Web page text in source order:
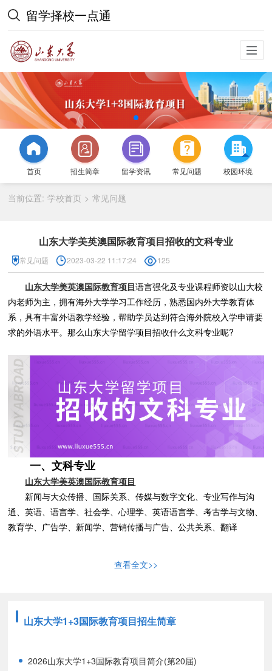
留学择校一点通
首页 招生简章 留学资讯 常见问题 校园环境
当前位置: 学校首页 > 常见问题
山东大学美英澳国际教育项目招收的文科专业
常见问题 2023-03-22 11:17:24 125
山东大学美英澳国际教育项目语言强化及专业课程师资以山大校
内老师为主，拥有海外大学学习工作经历，熟悉国内外大学教育体
系，具有丰富外语教学经验，帮助学员达到符合海外院校入学申请要
求的外语水平。那么山东大学留学项目招收什么文科专业呢?
一、文科专业
山东大学美英澳国际教育项目
新闻与大众传播、国际关系、传媒与数字文化、专业写作与沟
通、英语、语言学、社会学、心理学、英语语言学、考古学与文物、
教育学、广告学、新闻学、营销传播与广告、公共关系、翻译
以上就是山东大学美英澳国际教育项目招收的文科专业的具体情
查看全文>>
山东大学1+3国际教育项目招生简章
2026山东大学1+3国际教育项目简介(第20届)